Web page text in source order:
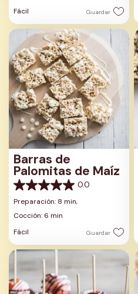
estrellas.
Fácil Guardar
Barras de
Palomitas de Maíz
0.0
0.0
de
5
Preparación: 8 min,
Cocción: 6 min
Fácil
Guardar